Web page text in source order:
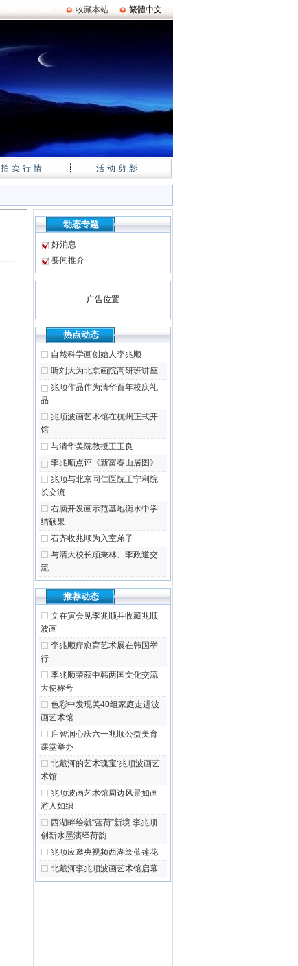
收藏本站 繁體中文
拍卖行情 ┊ 活动剪影
动态专题
好消息
要闻推介
广告位置
热点动态
自然科学画创始人李兆顺
听刘大为北京画院高研班讲座
兆顺作品作为清华百年校庆礼
品
兆顺波画艺术馆在杭州正式开
馆
与清华美院教授王玉良
李兆顺点评《新富春山居图》
兆顺与北京同仁医院王宁利院
长交流
右脑开发画示范基地衡水中学
结硕果
石齐收兆顺为入室弟子
与清大校长顾秉林、李政道交
流
推荐动态
文在寅会见李兆顺并收藏兆顺
波画
李兆顺疗愈育艺术展在韩国举
行
李兆顺荣获中韩两国文化交流
大使称号
色彩中发现美40组家庭走进波
画艺术馆
启智润心庆六一兆顺公益美育
课堂举办
北戴河的艺术瑰宝:兆顺波画艺
术馆
兆顺波画艺术馆周边风景如画
游人如织
西湖畔绘就“蓝荷”新境 李兆顺
创新水墨演绎荷韵
兆顺应邀央视频西湖绘蓝莲花
北戴河李兆顺波画艺术馆启幕